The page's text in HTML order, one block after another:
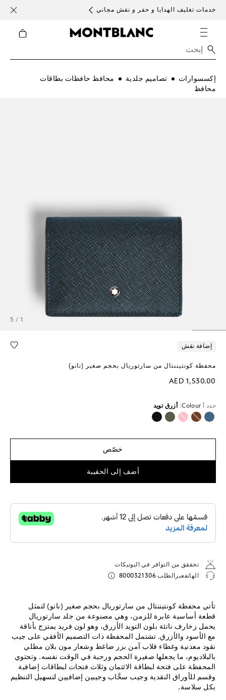
خدمات تغليف الهدايا و حفر و نقش مجاني
الأحد
إكسسوارات تصاميم جلدية
محافظ حافظات بطاقات
محافظ
1 / 5
إضافة نقش
محفظة كونتيننتال من سارتوريال بحجم صغير (نانو)
AED 1,530.00
حدد أColour: أزرق تويد
محدد
خصّص
أضف إلى الحقيبة
تحققق من التوافر في البوتيكات
الهاتفعبرالطلب 8000321306
تأتي محفظة كونتيننتال من سارتوريال بحجم صغير (نانو) لتمثل
قطعة أساسية عابرة للزمن، وهي مصنوعة من جلد سارتوريال
يحمل زخارف ناتئة بلون التويد الأزرق، وهو لون فريد يمتزج بأناقة
مع الأسود والأزرق. تشتمل المحفظة ذات التصميم الأفقي على جيب
نقود معدنية وغطاء قلاب آمن بزر ضاغط وشعار مون بلان مطلي
بالبلاديوم، ما يجعلها صغيرة الحجم ورحبة في الوقت نفسه. وتحتوي
المحفظة على فتحة لبطاقة الائتمان وثلاث فتحات لبطاقات إضافية
وقسم للأوراق النقدية وجيب سحَّاب وجيبين إضافيين لتسهيل التنظيم
بكل سلاسة.